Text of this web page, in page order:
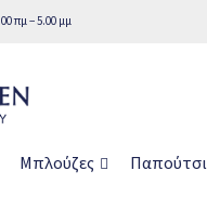
πμ − 5.00 μμ
Μπλούζες